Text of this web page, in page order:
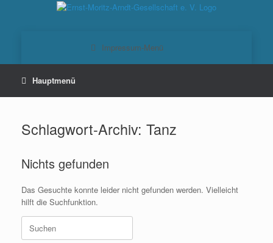
Schlagwort-Archiv: Tanz
Nichts gefunden
Das Gesuchte konnte leider nicht gefunden werden. Vielleicht
hilft die Suchfunktion.
Suchen
nach: